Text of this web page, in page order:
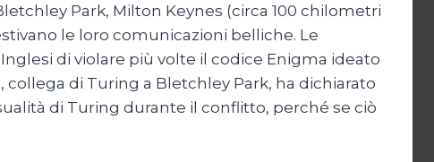
Park, Milton Keynes (circa 100 chilometri
le loro comunicazioni belliche. Le
di violare più volte il codice Enigma ideato
di Turing a Bletchley Park, ha dichiarato
di Turing durante il conflitto, perché se ciò